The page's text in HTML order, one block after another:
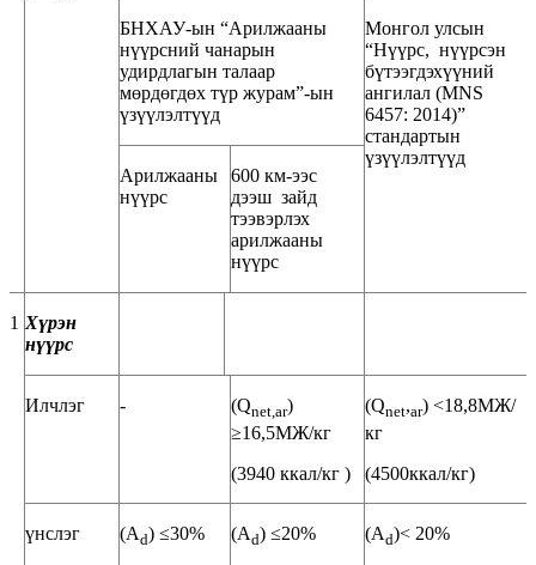
БНХАУ-ын “Арилжааны
нүүрсний чанарын
удирдлагын талаар
мөрдөгдөх түр журам”-ын
үзүүлэлтүүд
Монгол улсын
“Нүүрс, нүүрсэн
бүтээгдэхүүний
ангилал (MNS
6457: 2014)”
стандартын
үзүүлэлтүүд
Арилжааны
нүүрс
600 км-ээс
дээш зайд
тээвэрлэх
арилжааны
нүүрс
1 Хүрэн
нүүрс
Илчлэг - (Qnet,ar)
≥16,5МЖ/кг
(3940 ккал/кг )
(Qnet,ar) <18,8МЖ/
кг
(4500ккал/кг)
үнслэг (Ad) ≤30% (Ad) ≤20% (Ad)< 20%